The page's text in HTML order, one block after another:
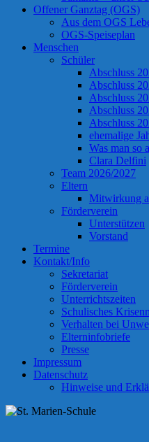
Offener Ganztag (OGS)
Aus dem OGS
OGS-Speiseplan
Menschen
Schüler
Abschluss
Abschluss
Abschluss
Abschluss
Abschluss
ehemalige
Was man so
Clara Delfini
Team 2026/2027
Eltern
Mitwirkung
Förderverein
Unterstützen
Vorstand
Termine
Kontakt/Info
Sekretariat
Förderverein
Unterrichtszeiten
Schulisches
Verhalten bei
Elterninfobriefe
Presse
Impressum
Datenschutz
Hinweise und